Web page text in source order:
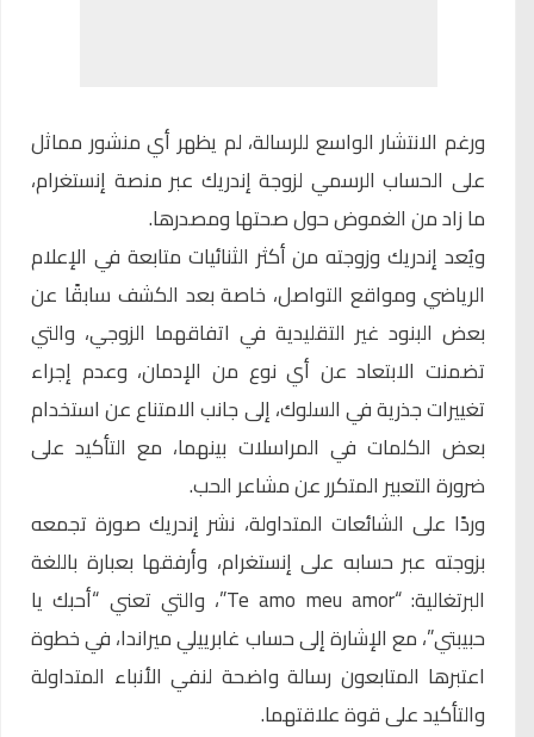
ورغم الانتشار الواسع للرسالة، لم يظهر أي منشور مماثل
على الحساب الرسمي لزوجة إندريك عبر منصة إنستغرام،
ما زاد من الغموض حول صحتها ومصدرها.
ويُعد إندريك وزوجته من أكثر الثنائيات متابعة في الإعلام
الرياضي ومواقع التواصل، خاصة بعد الكشف سابقًا عن
بعض البنود غير التقليدية في اتفاقهما الزوجي، والتي
تضمنت الابتعاد عن أي نوع من الإدمان، وعدم إجراء
تغييرات جذرية في السلوك، إلى جانب الامتناع عن استخدام
بعض الكلمات في المراسلات بينهما، مع التأكيد على
ضرورة التعبير المتكرر عن مشاعر الحب.
وردًا على الشائعات المتداولة، نشر إندريك صورة تجمعه
بزوجته عبر حسابه على إنستغرام، وأرفقها بعبارة باللغة
البرتغالية: “Te amo meu amor”، والتي تعني “أحبك يا
حبيبتي”، مع الإشارة إلى حساب غابرييلي ميراندا، في خطوة
اعتبرها المتابعون رسالة واضحة لنفي الأنباء المتداولة
والتأكيد على قوة علاقتهما.